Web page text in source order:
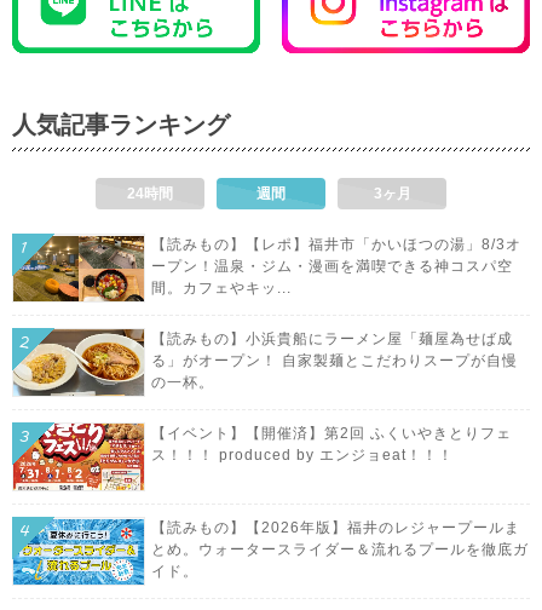
人気記事ランキング
24時間 週間 3ヶ月
【読みもの】【レポ】福井市「かいほつの湯」8/3オ
ープン！温泉・ジム・漫画を満喫できる神コスパ空
間。カフェやキッ...
【読みもの】小浜貴船にラーメン屋「麺屋為せば成
る」がオープン！ 自家製麺とこだわりスープが自慢
の一杯。
【イベント】【開催済】第2回 ふくいやきとりフェ
ス！！！ produced by エンジョeat！！！
【読みもの】【2026年版】福井のレジャープールま
とめ。ウォータースライダー＆流れるプールを徹底ガ
イド。